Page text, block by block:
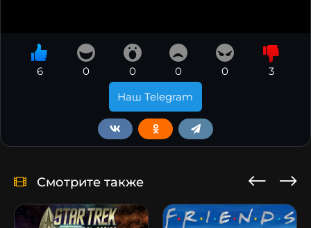
6 0 0 0 0
3
Наш Telegram
Смотрите также